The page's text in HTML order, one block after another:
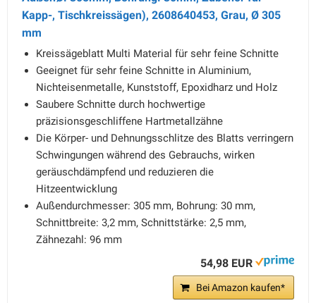
Kapp-, Tischkreissägen), 2608640453, Grau, Ø 305
mm
Kreissägeblatt Multi Material für sehr feine Schnitte
Geeignet für sehr feine Schnitte in Aluminium,
Nichteisenmetalle, Kunststoff, Epoxidharz und Holz
Saubere Schnitte durch hochwertige
präzisionsgeschliffene Hartmetallzähne
Die Körper- und Dehnungsschlitze des Blatts verringern
Schwingungen während des Gebrauchs, wirken
geräuschdämpfend und reduzieren die
Hitzeentwicklung
Außendurchmesser: 305 mm, Bohrung: 30 mm,
Schnittbreite: 3,2 mm, Schnittstärke: 2,5 mm,
Zähnezahl: 96 mm
54,98 EUR
Bei Amazon kaufen*